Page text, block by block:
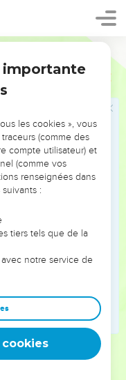
et augmente la
pour le corps.
peut finalement
car sa bouche l'y
a sur ses lèvres
et le fait marcher
des pensées
accompli le mal.
d'honneur : c'est
l’héroïsme ; mieux
importante
les cookies », vous
(comme des
compte utilisateur) et
(comme vos
renseignées dans
:
tiers tels que de la
notre service de